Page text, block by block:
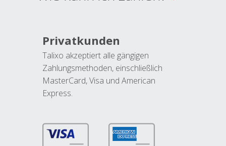
Privatkunden
Talixo akzeptiert alle gängigen
Zahlungsmethoden, einschließlich
MasterCard, Visa und American
Express.